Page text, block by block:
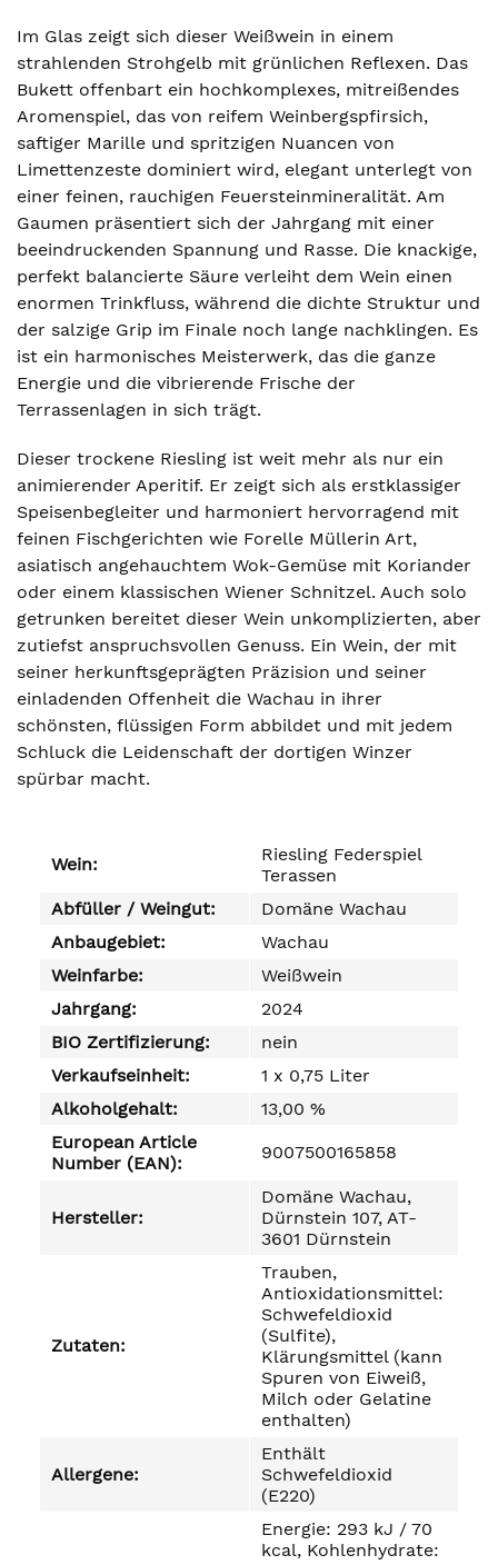
Im Glas zeigt sich dieser Weißwein in einem
strahlenden Strohgelb mit grünlichen Reflexen. Das
Bukett offenbart ein hochkomplexes, mitreißendes
Aromenspiel, das von reifem Weinbergspfirsich,
saftiger Marille und spritzigen Nuancen von
Limettenzeste dominiert wird, elegant unterlegt von
einer feinen, rauchigen Feuersteinmineralität. Am
Gaumen präsentiert sich der Jahrgang mit einer
beeindruckenden Spannung und Rasse. Die knackige,
perfekt balancierte Säure verleiht dem Wein einen
enormen Trinkfluss, während die dichte Struktur und
der salzige Grip im Finale noch lange nachklingen. Es
ist ein harmonisches Meisterwerk, das die ganze
Energie und die vibrierende Frische der
Terrassenlagen in sich trägt.
Dieser trockene Riesling ist weit mehr als nur ein
animierender Aperitif. Er zeigt sich als erstklassiger
Speisenbegleiter und harmoniert hervorragend mit
feinen Fischgerichten wie Forelle Müllerin Art,
asiatisch angehauchtem Wok-Gemüse mit Koriander
oder einem klassischen Wiener Schnitzel. Auch solo
getrunken bereitet dieser Wein unkomplizierten, aber
zutiefst anspruchsvollen Genuss. Ein Wein, der mit
seiner herkunftsgeprägten Präzision und seiner
einladenden Offenheit die Wachau in ihrer
schönsten, flüssigen Form abbildet und mit jedem
Schluck die Leidenschaft der dortigen Winzer
spürbar macht.
Wein:
Riesling Federspiel
Terassen
Abfüller / Weingut:
Domäne Wachau
Anbaugebiet:
Wachau
Weinfarbe:
Weißwein
Jahrgang:
2024
BIO Zertifizierung:
nein
Verkaufseinheit:
1 x 0,75 Liter
Alkoholgehalt:
13,00 %
European Article
Number (EAN):
9007500165858
Hersteller:
Domäne Wachau,
Dürnstein 107, AT-
3601 Dürnstein
Zutaten:
Trauben,
Antioxidationsmittel:
Schwefeldioxid
(Sulfite),
Klärungsmittel (kann
Spuren von Eiweiß,
Milch oder Gelatine
enthalten)
Allergene:
Enthält
Schwefeldioxid
(E220)
Energie: 293 kJ / 70
kcal, Kohlenhydrate: